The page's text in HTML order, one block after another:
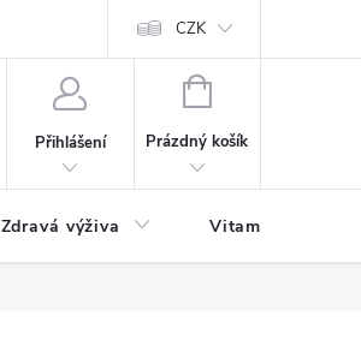
Formulář pro odstoupení od
CZK
Přihlášení
NÁKUPNÍ
Prázdný košík
Zdravá výživa Vitamíny a